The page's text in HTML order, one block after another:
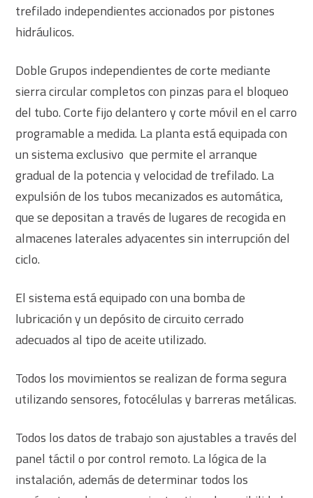
trefilado independientes accionados por pistones
hidráulicos.
Doble Grupos independientes de corte mediante
sierra circular completos con pinzas para el bloqueo
del tubo. Corte fijo delantero y corte móvil en el carro
programable a medida. La planta está equipada con
un sistema exclusivo que permite el arranque
gradual de la potencia y velocidad de trefilado. La
expulsión de los tubos mecanizados es automática,
que se depositan a través de lugares de recogida en
almacenes laterales adyacentes sin interrupción del
ciclo.
El sistema está equipado con una bomba de
lubricación y un depósito de circuito cerrado
adecuados al tipo de aceite utilizado.
Todos los movimientos se realizan de forma segura
utilizando sensores, fotocélulas y barreras metálicas.
Todos los datos de trabajo son ajustables a través del
panel táctil o por control remoto. La lógica de la
instalación, además de determinar todos los